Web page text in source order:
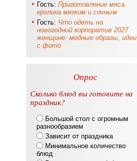
Гость: Приготовление мяса
кролика мягким и сочным
Гость: Что одеть на
новогодний корпоратив 2027
женщине: модные образы, идеи
с фото
Опрос
Сколько блюд вы готовите на
праздник?
разнообразием
Зависит от праздника
блюд